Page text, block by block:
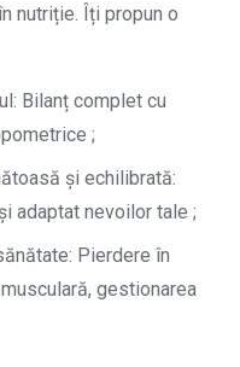
nutriție. Îți propun o
Bilanț complet cu
;
și echilibrată:
adaptat nevoilor tale ;
Pierdere în
gestionarea